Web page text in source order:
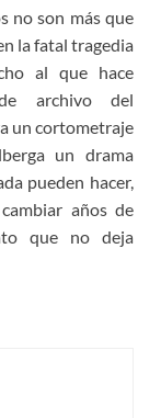
no son más que
la fatal tragedia
al que hace
de archivo del
un cortometraje
un drama
pueden hacer,
años de
que no deja